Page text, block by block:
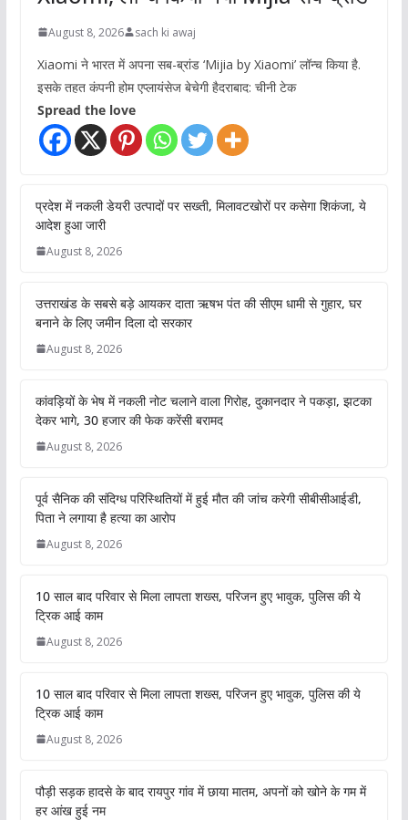
August 8, 2026 sach ki awaj
Xiaomi ने भारत में अपना सब-ब्रांड ‘Mijia by Xiaomi’ लॉन्च किया है.
इसके तहत कंपनी होम एप्लायंसेज बेचेगी हैदराबाद: चीनी टेक
Spread the love
प्रदेश में नकली डेयरी उत्पादों पर सख्ती, मिलावटखोरों पर कसेगा शिकंजा, ये
आदेश हुआ जारी
August 8, 2026
उत्तराखंड के सबसे बड़े आयकर दाता ऋषभ पंत की सीएम धामी से गुहार, घर
बनाने के लिए जमीन दिला दो सरकार
August 8, 2026
कांवड़ियों के भेष में नकली नोट चलाने वाला गिरोह, दुकानदार ने पकड़ा, झटका
देकर भागे, 30 हजार की फेक करेंसी बरामद
August 8, 2026
पूर्व सैनिक की संदिग्ध परिस्थितियों में हुई मौत की जांच करेगी सीबीसीआईडी,
पिता ने लगाया है हत्या का आरोप
August 8, 2026
10 साल बाद परिवार से मिला लापता शख्स, परिजन हुए भावुक, पुलिस की ये
ट्रिक आई काम
August 8, 2026
10 साल बाद परिवार से मिला लापता शख्स, परिजन हुए भावुक, पुलिस की ये
ट्रिक आई काम
August 8, 2026
पौड़ी सड़क हादसे के बाद रायपुर गांव में छाया मातम, अपनों को खोने के गम में
हर आंख हुई नम